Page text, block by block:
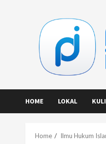
HOME LOKAL
Home Ilmu Hukum